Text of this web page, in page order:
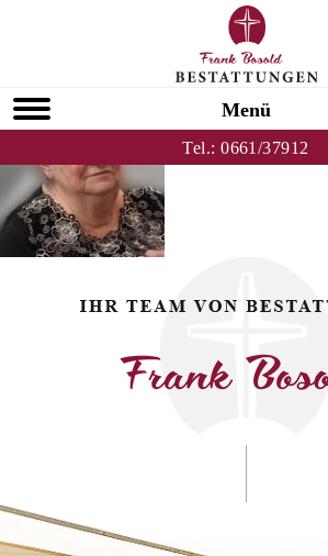
Menü
Tel.:0661/37912
HOMEPAGE